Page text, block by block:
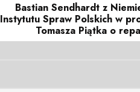
Bastian Sendhardt z
Instytutu Spraw Polskich w
Tomasza Piątka o